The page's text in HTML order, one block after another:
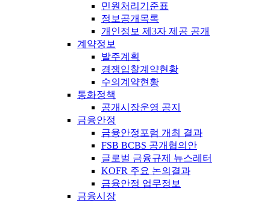
민원처리기준표
정보공개목록
개인정보 제3자 제공 공개
계약정보
발주계획
경쟁입찰계약현황
수의계약현황
통화정책
공개시장운영 공지
금융안정
금융안정포럼 개최 결과
FSB BCBS 공개협의안
글로벌 금융규제 뉴스레터
KOFR 주요 논의결과
금융안정 업무정보
금융시장